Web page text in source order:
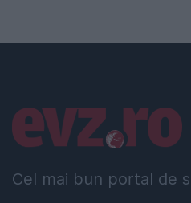
Cel mai bun portal de
Linkuri utile